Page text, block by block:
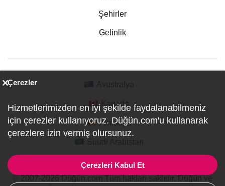
Şehirler
Gelinlik
Kanada
Almanya
Çerezler
Hizmetlerimizden en iyi şekilde faydalanabilmeniz
için çerezler kullanıyoruz. Düğün.com'u kullanarak
çerezlere izin vermiş olursunuz.
Çerezleri Kabul Et